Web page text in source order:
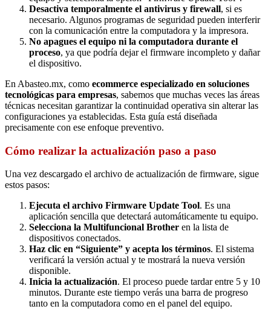
Desactiva temporalmente el antivirus y firewall, si es
necesario. Algunos programas de seguridad pueden interferir
con la comunicación entre la computadora y la impresora.
No apagues el equipo ni la computadora durante el
proceso, ya que podría dejar el firmware incompleto y dañar
el dispositivo.
En Abasteo.mx, como ecommerce especializado en soluciones
tecnológicas para empresas, sabemos que muchas veces las áreas
técnicas necesitan garantizar la continuidad operativa sin alterar las
configuraciones ya establecidas. Esta guía está diseñada
precisamente con ese enfoque preventivo.
Cómo realizar la actualización paso a paso
Una vez descargado el archivo de actualización de firmware, sigue
estos pasos:
Ejecuta el archivo Firmware Update Tool. Es una
aplicación sencilla que detectará automáticamente tu equipo.
Selecciona la Multifuncional Brother en la lista de
dispositivos conectados.
Haz clic en “Siguiente” y acepta los términos. El sistema
verificará la versión actual y te mostrará la nueva versión
disponible.
Inicia la actualización. El proceso puede tardar entre 5 y 10
minutos. Durante este tiempo verás una barra de progreso
tanto en la computadora como en el panel del equipo.